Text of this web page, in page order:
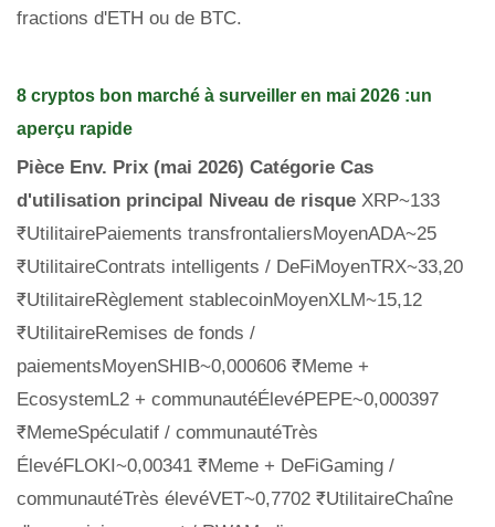
fractions d'ETH ou de BTC.
8 cryptos bon marché à surveiller en mai 2026 :un
aperçu rapide
Pièce Env. Prix (mai 2026) Catégorie Cas
d'utilisation principal Niveau de risque XRP~133
₹UtilitairePaiements transfrontaliersMoyenADA~25
₹UtilitaireContrats intelligents / DeFiMoyenTRX~33,20
₹UtilitaireRèglement stablecoinMoyenXLM~15,12
₹UtilitaireRemises de fonds /
paiementsMoyenSHIB~0,000606 ₹Meme +
EcosystemL2 + communautéÉlevéPEPE~0,000397
₹MemeSpéculatif / communautéTrès
ÉlevéFLOKI~0,00341 ₹Meme + DeFiGaming /
communautéTrès élevéVET~0,7702 ₹UtilitaireChaîne